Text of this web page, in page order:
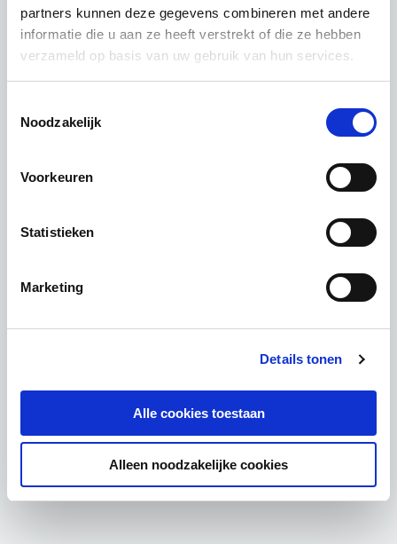
partners kunnen deze gegevens combineren met andere
informatie die u aan ze heeft verstrekt of die ze hebben
verzameld op basis van uw gebruik van hun services.
Noodzakelijk
Voorkeuren
Statistieken
Marketing
Details tonen
Alle cookies toestaan
Alleen noodzakelijke cookies